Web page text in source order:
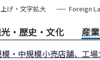
げ・文字拡大 Foreign
・歴史・文化 産
模・中規模小売店舗、工